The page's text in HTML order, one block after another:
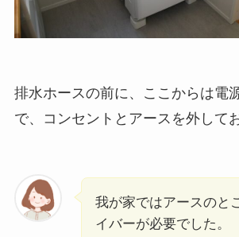
排水ホースの前に、ここからは電
で、コンセントとアースを外して
我が家ではアースのと
イバーが必要でした。